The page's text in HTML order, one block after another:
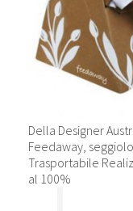
Della Designer
Feedaway,
Trasportabile
al 100%